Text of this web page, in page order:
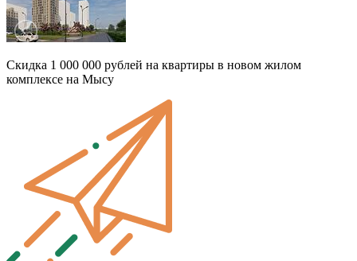
Скидка 1 000 000 рублей на квартиры в новом жилом
комплексе на Мысу